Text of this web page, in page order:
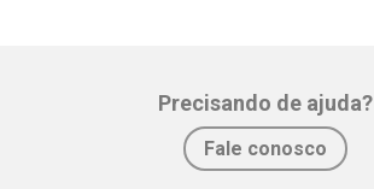
Precisando de ajuda?
Fale conosco